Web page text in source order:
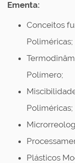
Ementa:
Conceitos
Poliméricas;
Polímero;
Poliméricas;
Plásticos